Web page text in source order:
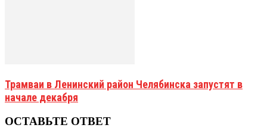
Трамваи в Ленинский район Челябинска запустят в
начале декабря
ОСТАВЬТЕ ОТВЕТ